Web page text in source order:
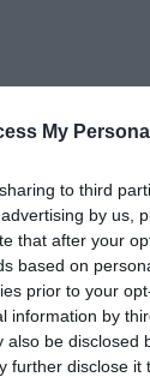
My
to third
by us,
that after your
based on
prior to your
by
be disclosed
further disclose it
Ελένη